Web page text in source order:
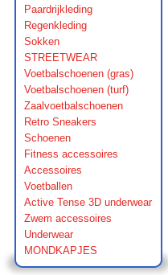
Paardrijkleding
Regenkleding
Sokken
STREETWEAR
Voetbalschoenen (gras)
Voetbalschoenen (turf)
Zaalvoetbalschoenen
Retro Sneakers
Schoenen
Fitness accessoires
Accessoires
Voetballen
Active Tense 3D underwear
Zwem accessoires
Underwear
MONDKAPJES